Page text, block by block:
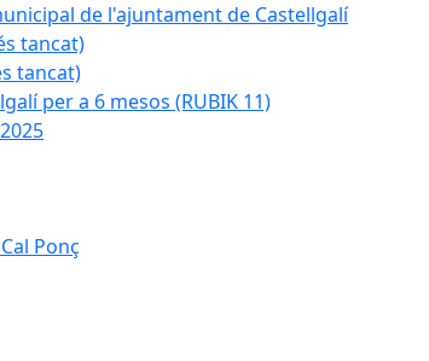
de l'ajuntament de Castellgalí
tancat)
tancat)
per a 6 mesos (RUBIK 11)
Ponç